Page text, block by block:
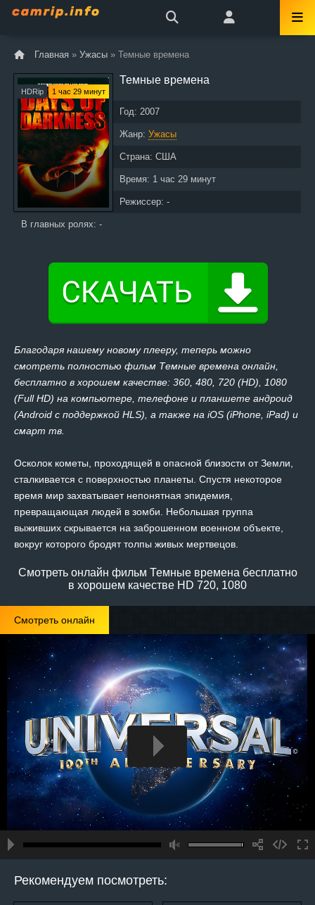
Главная » Ужасы » Темные времена
HDRip 1 час 29 минут
Темные времена
Год: 2007
Жанр: Ужасы
Страна: США
Время: 1 час 29 минут
Режиссер: -
В главных ролях: -
Благодаря нашему новому плееру, теперь можно
смотреть полностью фильм Темные времена онлайн,
бесплатно в хорошем качестве: 360, 480, 720 (HD), 1080
(Full HD) на компьютере, телефоне и планшете андроид
(Android с поддержкой HLS), а также на iOS (iPhone, iPad) и
смарт тв.
Осколок кометы, проходящей в опасной близости от Земли,
сталкивается с поверхностью планеты. Спустя некоторое
время мир захватывает непонятная эпидемия,
превращающая людей в зомби. Небольшая группа
выживших скрывается на заброшенном военном объекте,
вокруг которого бродят толпы живых мертвецов.
Смотреть онлайн фильм Темные времена бесплатно
в хорошем качестве HD 720, 1080
Смотреть онлайн
Рекомендуем посмотреть: